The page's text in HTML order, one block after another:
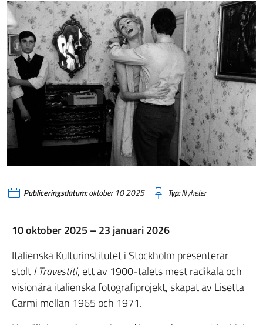
Publiceringsdatum:oktober 10 2025 Typ:Nyheter
10 oktober 2025 – 23 januari 2026
Italienska Kulturinstitutet i Stockholm presenterar
stoltI Travestiti, ett av 1900-talets mest radikala och
visionära italienska fotografiprojekt, skapat av Lisetta
Carmi mellan 1965 och 1971.